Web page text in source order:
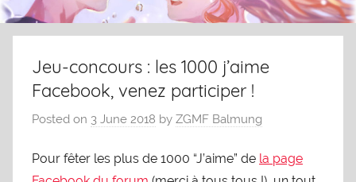
Jeu-concours : les 1000 j’aime
Facebook, venez participer !
Posted on 3 June 2018 by ZGMF Balmung
Pour fêter les plus de 1000 “J’aime” de la page